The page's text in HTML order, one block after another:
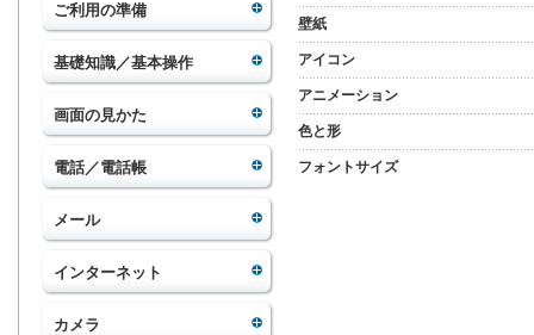
ご利用の準備
基礎知識／基本操作
画面の見かた
電話／電話帳
メール
インターネット
カメラ
壁紙
アイコン
アニメーション
色と形
フォントサイズ